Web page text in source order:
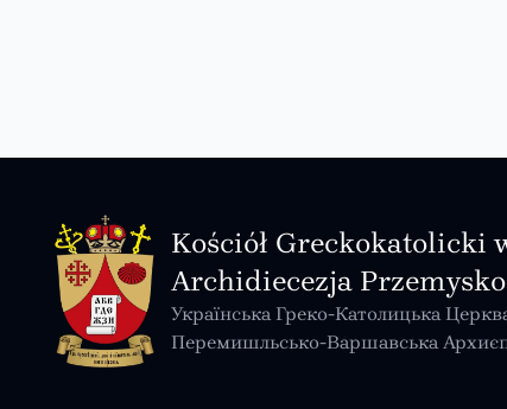
Kościół Greckokatolicki
Archidiecezja
Українська Греко-Католицька
Перемишльсько-Варшавська